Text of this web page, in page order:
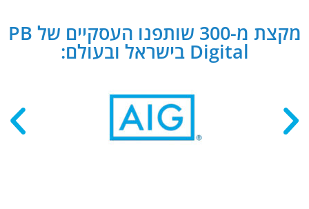
מקצת מ-300 שותפנו העסקיים של PB
Digital בישראל ובעולם: